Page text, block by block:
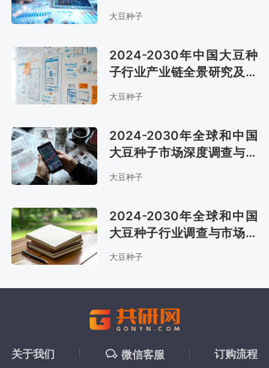
资前景分析报告
大豆种子
2024-2030年中国大豆种
子行业产业链全景研究及市
场趋势预测报告
大豆种子
2024-2030年全球和中国
大豆种子市场深度调查与市
场供需预测报告
大豆种子
2024-2030年全球和中国
大豆种子行业调查与市场需
求预测报告
大豆种子
关于我们 微信客服 订购流程